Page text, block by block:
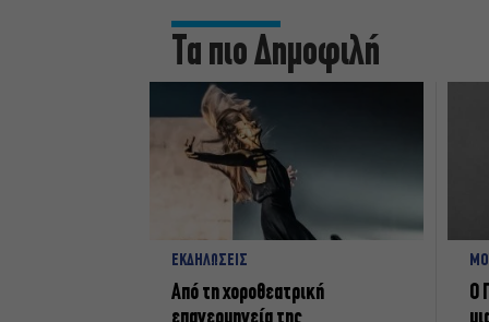
Τα πιο Δημοφιλή
ΕΚΔΗΛΩΣΕΙΣ
Από τη χοροθεατρική
Ο